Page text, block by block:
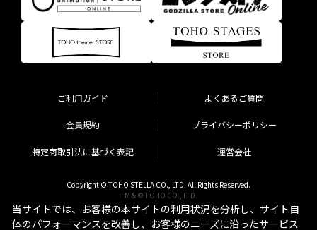
ご利用ガイド よくあるご質問
会員規約 プライバシーポリシー
特定商取引法に基づく表記 運営会社
Copyright © TOHO STELLA CO., LTD. All Rights Reserved.
TM & © TOHO CO., LTD.
当サイトでは、お客様の本サイトの利用状況を分析し、サイト自
体のパフォーマンスを改善し、お客様のニーズに沿ったサービス